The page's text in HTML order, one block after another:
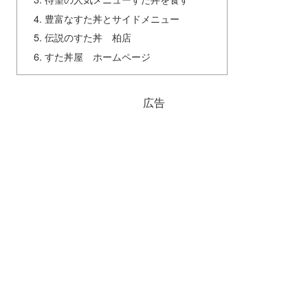
豊富なすた丼とサイドメニュー
伝説のすた丼 柏店
すた丼屋 ホームページ
広告